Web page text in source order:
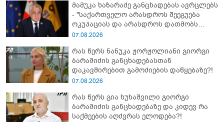
მამუკა ხაზარაძე განცხადებას ავრცლებს
- "საქართველო არასდროს შეეგუება
ოკუპაციას და არასდროს დათმობს
თავისუფლებას!"
07.08.2026
რას წერს ნანუკა ჟორჟოლიანი გიორგი
ბარამიძის განცხადებასთან
დაკავშირებით გამოძიების დაწყებაზე?!
07.08.2026
რას წერს გია ხუხაშვილი გიორგი
ბარამიძის განცხადებაზე და კიდევ რა
საქმეების აღძვრას ელოდება?!